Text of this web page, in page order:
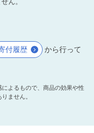
ん。
付履歴
から行って
よるもので、商品の効果や性
ません。